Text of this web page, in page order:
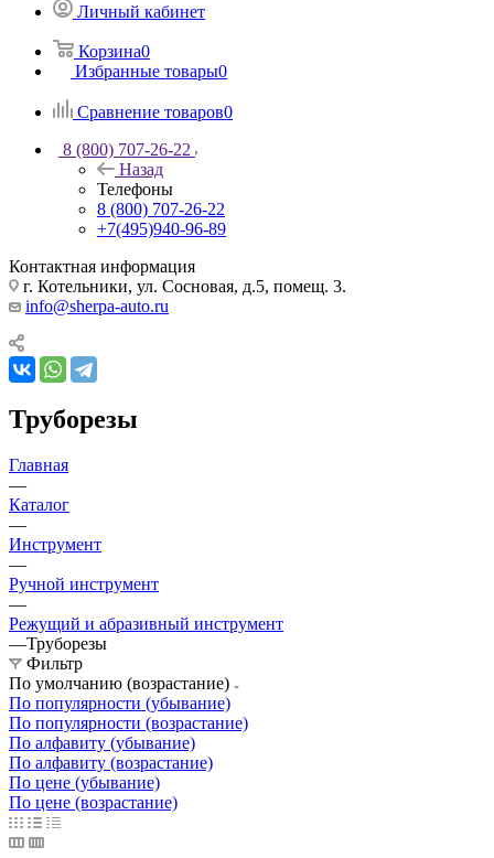
Личный кабинет
Корзина0
Избранные товары0
Сравнение товаров0
8 (800) 707-26-22
Назад
Телефоны
8 (800) 707-26-22
+7(495)940-96-89
Контактная информация
г. Котельники, ул. Сосновая, д.5, помещ. 3.
info@sherpa-auto.ru
Труборезы
Главная
—
Каталог
—
Инструмент
—
Ручной инструмент
—
Режущий и абразивный инструмент
—Труборезы
Фильтр
По умолчанию (возрастание)
По популярности (убывание)
По популярности (возрастание)
По алфавиту (убывание)
По алфавиту (возрастание)
По цене (убывание)
По цене (возрастание)